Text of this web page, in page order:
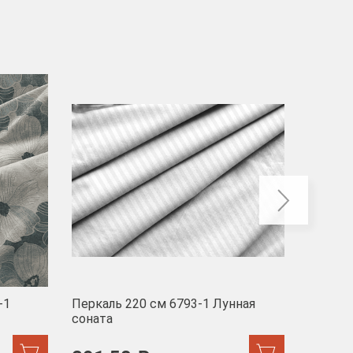
Перкаль 220 см 6793-1 Лунная
соната